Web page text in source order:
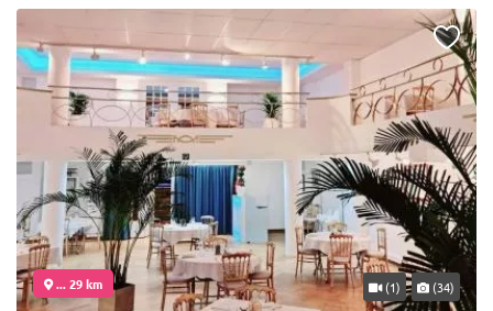
... 29 km (1) (34)